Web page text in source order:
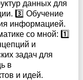
данных для
3️⃣ Обучение
информацией.
со мной: 1️⃣
и
задач для
в
и идей.